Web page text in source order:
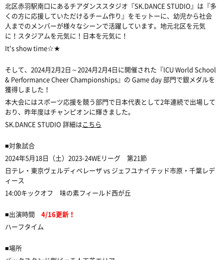
北区赤羽駅南口にあるチアダンススタジオ『SK.DANCE STUDIO』は『多
くの方に応援していただけるチーム作り』をモットーに、幼児から社会
人までのメンバーが様々なシーンで活躍しています。地元北区を元気
に！スタジアムを元気に！日本を元気に！
It's show time☆★
そして、 2024月2月2日～2024月2月4日に開催された 『ICU World School
& Performance Cheer Championships』 の Game day 部門で銀メダルを
獲得しました！
本大会にはスポーツ応援を競う部門で日本代表として2年連続で出場して
おり、昨年度はチャンピオンに輝きました。
SK.DANCE STUDIO 詳細はこちら
■対象試合
2024年5月18日（土）2023-24WEリーグ 第21節
日テレ・東京ヴェルディベレーザ vs ジェフユナイテッド市原・千葉レデ
ィース
14:00キックオフ 味の素フィールド西が丘
■出演時間 4/16更新！
ハーフタイム
■場所